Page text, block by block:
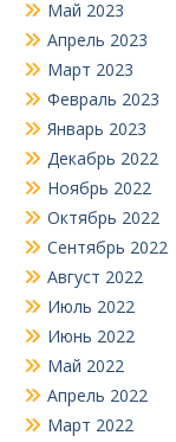
Май 2023
Апрель 2023
Март 2023
Февраль 2023
Январь 2023
Декабрь 2022
Ноябрь 2022
Октябрь 2022
Сентябрь 2022
Август 2022
Июль 2022
Июнь 2022
Май 2022
Апрель 2022
Март 2022